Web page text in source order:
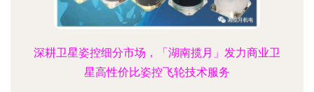
深耕卫星姿控细分市场，「湖南揽月」发力商业卫
星高性价比姿控飞轮技术服务